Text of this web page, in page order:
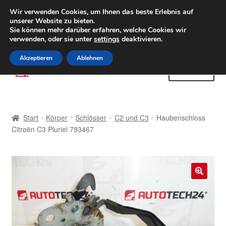
LIEFERUNG ab 6 EUR
Weltweiter Versand
(800) 500 564Mo-Fr 9-16 Uhr
Zur
Navigation
Zum
Inhalt
AGB
Beschwerdeordnung
Datenschutz-Bestimmungen
Start Körper Schlösser C2 und C3
Haubenschloss
Citroën C3 Pluriel 793467
Wir verwenden Cookies, um Ihnen das beste Erlebnis auf
unserer Website zu bieten.
Sie können mehr darüber erfahren, welche Cookies wir
verwenden, oder sie untersettings deaktivieren.
Akzeptieren Ablehnen